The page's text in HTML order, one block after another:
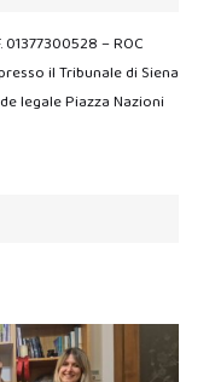
– ROC
il Tribunale di Siena
legale Piazza Nazioni